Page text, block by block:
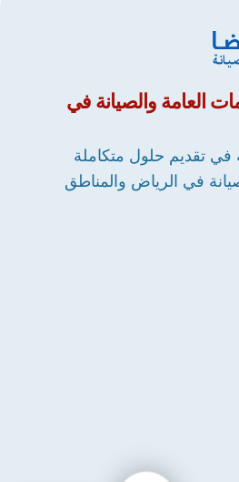
العامة والصيانة في
تقديم حلول متكاملة
في الرياض والمناطق